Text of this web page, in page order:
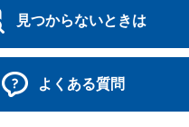
見つからないときは
よくある質問